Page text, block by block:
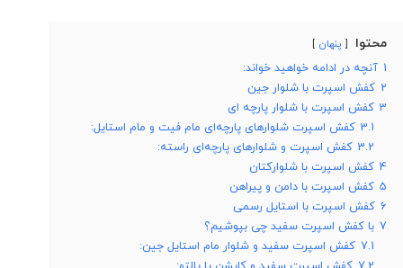
محتوا پنهان
1 آنچه در ادامه خواهید خواند:
2 کفش اسپرت با شلوار جین
3 کفش اسپرت با شلوار پارچه ای
3.1 کفش اسپرت شلوار‌های پارچه‌ای مام فیت و مام استایل:
3.2 کفش اسپرت و شلوار‌های پارچه‌ای راسته:
4 کفش اسپرت با شلوارکتان
5 کفش اسپرت با دامن و پیراهن
6 کفش اسپرت با استایل رسمی
7 با کفش اسپرت سفید چی بپوشیم؟
7.1 کفش اسپرت سفید و شلوار مام استایل جین: